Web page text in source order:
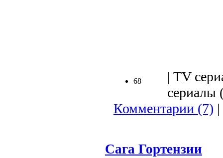
68
| TV
сериалы
Комментарии (7) |
Сага Гортензии